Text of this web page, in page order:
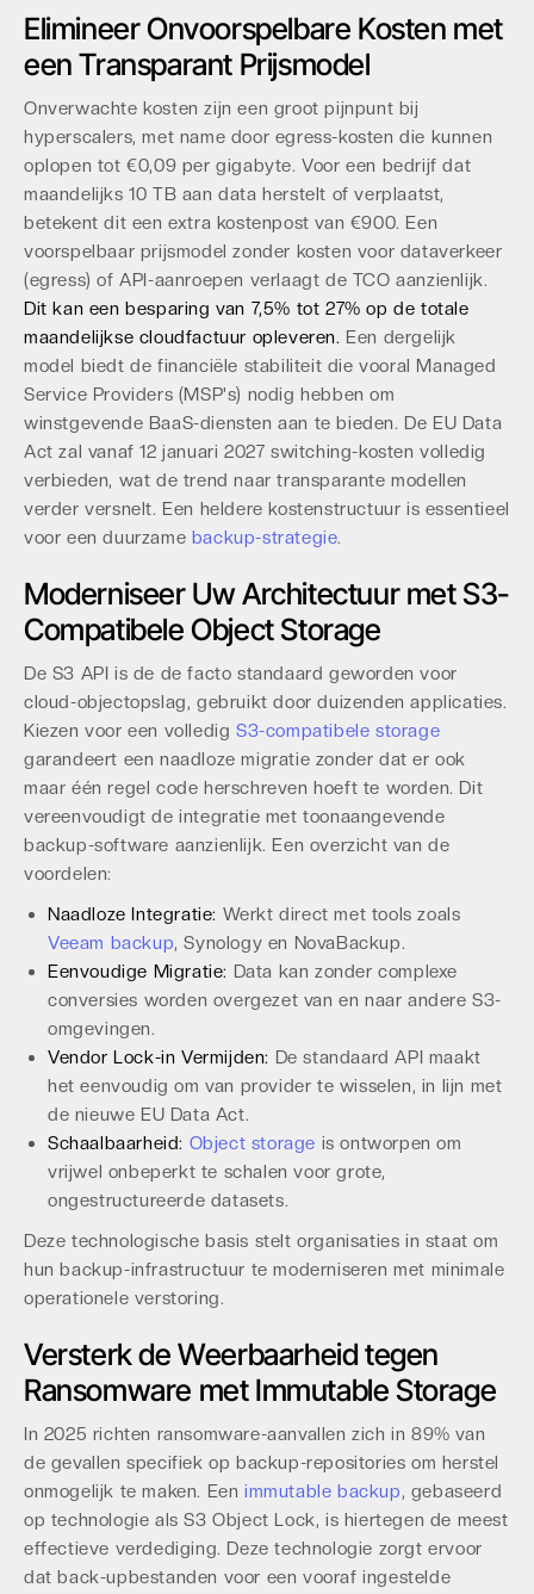
Elimineer Onvoorspelbare Kosten met
een Transparant Prijsmodel
Onverwachte kosten zijn een groot pijnpunt bij
hyperscalers, met name door egress-kosten die kunnen
oplopen tot €0,09 per gigabyte. Voor een bedrijf dat
maandelijks 10 TB aan data herstelt of verplaatst,
betekent dit een extra kostenpost van €900. Een
voorspelbaar prijsmodel zonder kosten voor dataverkeer
(egress) of API-aanroepen verlaagt de TCO aanzienlijk.
Dit kan een besparing van 7,5% tot 27% op de totale
maandelijkse cloudfactuur opleveren. Een dergelijk
model biedt de financiële stabiliteit die vooral Managed
Service Providers (MSP's) nodig hebben om
winstgevende BaaS-diensten aan te bieden. De EU Data
Act zal vanaf 12 januari 2027 switching-kosten volledig
verbieden, wat de trend naar transparante modellen
verder versnelt. Een heldere kostenstructuur is essentieel
voor een duurzame backup-strategie.
Moderniseer Uw Architectuur met S3-
Compatibele Object Storage
De S3 API is de de facto standaard geworden voor
cloud-objectopslag, gebruikt door duizenden applicaties.
Kiezen voor een volledigS3-compatibele storage
garandeert een naadloze migratie zonder dat er ook
maar één regel code herschreven hoeft te worden. Dit
vereenvoudigt de integratie met toonaangevende
backup-software aanzienlijk. Een overzicht van de
voordelen:
Naadloze Integratie: Werkt direct met tools zoals
Veeam backup, Synology en NovaBackup.
Eenvoudige Migratie: Data kan zonder complexe
conversies worden overgezet van en naar andere S3-
omgevingen.
Vendor Lock-in Vermijden: De standaard API maakt
het eenvoudig om van provider te wisselen, in lijn met
de nieuwe EU Data Act.
Schaalbaarheid: Object storage is ontworpen om
vrijwel onbeperkt te schalen voor grote,
ongestructureerde datasets.
Deze technologische basis stelt organisaties in staat om
hun backup-infrastructuur te moderniseren met minimale
operationele verstoring.
Versterk de Weerbaarheid tegen
Ransomware met Immutable Storage
In 2025 richten ransomware-aanvallen zich in 89% van
de gevallen specifiek op backup-repositories om herstel
onmogelijk te maken. Eenimmutable backup, gebaseerd
op technologie als S3 Object Lock, is hiertegen de meest
effectieve verdediging. Deze technologie zorgt ervoor
dat back-upbestanden voor een vooraf ingestelde